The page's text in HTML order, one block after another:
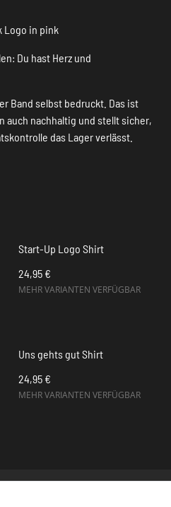
Logo in pink
Du hast Herz und
Band selbst bedruckt. Das ist
auch nachhaltig und stellt sicher,
das Lager verlässt.
Start-Up Logo Shirt
24,95 €
MEHR VARIANTEN VERFÜGBAR
Uns gehts gut Shirt
24,95 €
MEHR VARIANTEN VERFÜGBAR